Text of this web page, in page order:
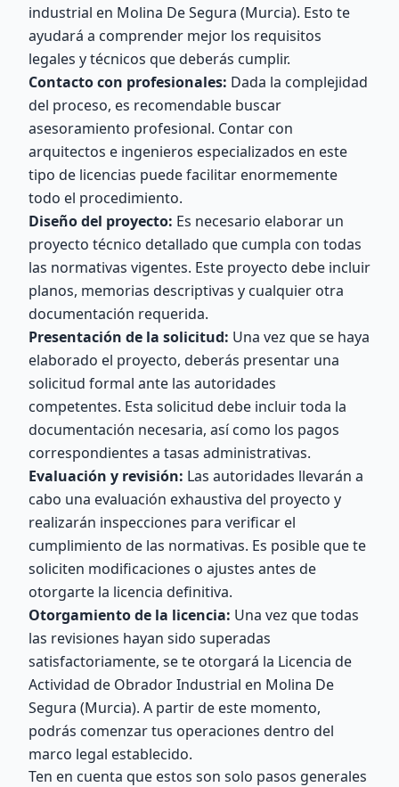
industrial en Molina De Segura (Murcia). Esto te
ayudará a comprender mejor los requisitos
legales y técnicos que deberás cumplir.
Contacto con profesionales: Dada la complejidad
del proceso, es recomendable buscar
asesoramiento profesional. Contar con
arquitectos e ingenieros especializados en este
tipo de licencias puede facilitar enormemente
todo el procedimiento.
Diseño del proyecto: Es necesario elaborar un
proyecto técnico detallado que cumpla con todas
las normativas vigentes. Este proyecto debe incluir
planos, memorias descriptivas y cualquier otra
documentación requerida.
Presentación de la solicitud: Una vez que se haya
elaborado el proyecto, deberás presentar una
solicitud formal ante las autoridades
competentes. Esta solicitud debe incluir toda la
documentación necesaria, así como los pagos
correspondientes a tasas administrativas.
Evaluación y revisión: Las autoridades llevarán a
cabo una evaluación exhaustiva del proyecto y
realizarán inspecciones para verificar el
cumplimiento de las normativas. Es posible que te
soliciten modificaciones o ajustes antes de
otorgarte la licencia definitiva.
Otorgamiento de la licencia: Una vez que todas
las revisiones hayan sido superadas
satisfactoriamente, se te otorgará la Licencia de
Actividad de Obrador Industrial en Molina De
Segura (Murcia). A partir de este momento,
podrás comenzar tus operaciones dentro del
marco legal establecido.
Ten en cuenta que estos son solo pasos generales